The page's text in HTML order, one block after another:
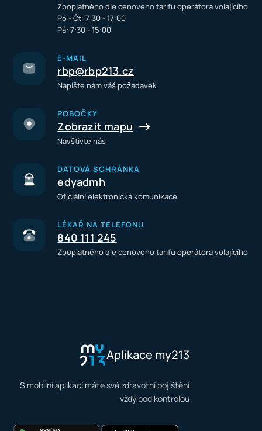
Zpoplatněno dle cenového tarifu operátora volajícího
Po - Čt: 7:30 - 17:00
Pá: 7:30 - 15:00
E-MAIL
rbp@rbp213.cz
Napište nám váš požadavek
POBOČKY
Zobrazit mapu
Navštivte nás
DATOVÁ SCHRÁNKA
edyadmh
Oficiální elektronická komunikace
LÉKAŘ NA TELEFONU
840 111 245
Zpoplatněno dle cenového tarifu operátora volajícího
Aplikace my213
S mobilní aplikací máte své zdravotní pojištění
vždy pod kontrolou